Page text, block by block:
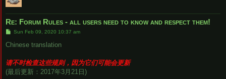
Re: Forum Rules - all users need to know and respect them!
P
s
Sun Feb 09, 2020 10:37 am
Chinese translation
请不时检查这些规则，因为它们可能会更新
(最后更新：2017年3月21日)